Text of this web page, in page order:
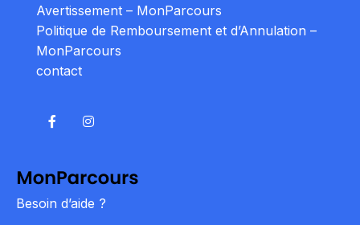
Avertissement – MonParcours
Politique de Remboursement et d’Annulation –
MonParcours
contact
Besoin d’aide ?